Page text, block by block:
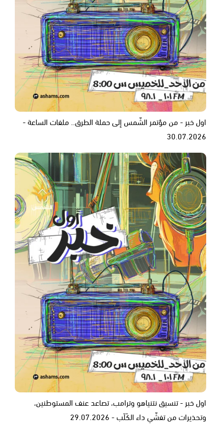
اول خبر - من مؤتمر الشّمس إلى حملة الطرق.. ملفات الساعة -
30.07.2026
اول خبر - تنسيق نتنياهو وترامب، تصاعد عنف المستوطنين،
وتحذيرات من تفشّي داء الكَلَب - 29.07.2026